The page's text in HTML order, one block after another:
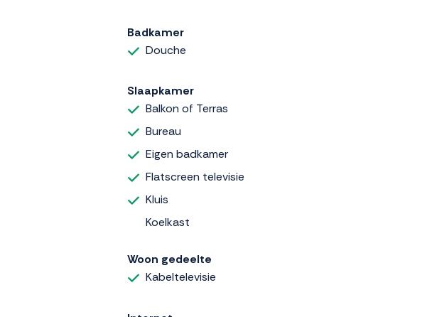
Badkamer
Douche
Slaapkamer
Balkon of Terras
Bureau
Eigen badkamer
Flatscreen televisie
Kluis
Koelkast
Woon gedeelte
Kabeltelevisie